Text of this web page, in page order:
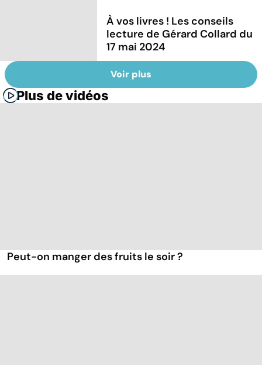
À vos livres ! Les conseils
lecture de Gérard Collard du
17 mai 2024
Voir plus
Plus de vidéos
Peut-on manger des fruits le soir ?